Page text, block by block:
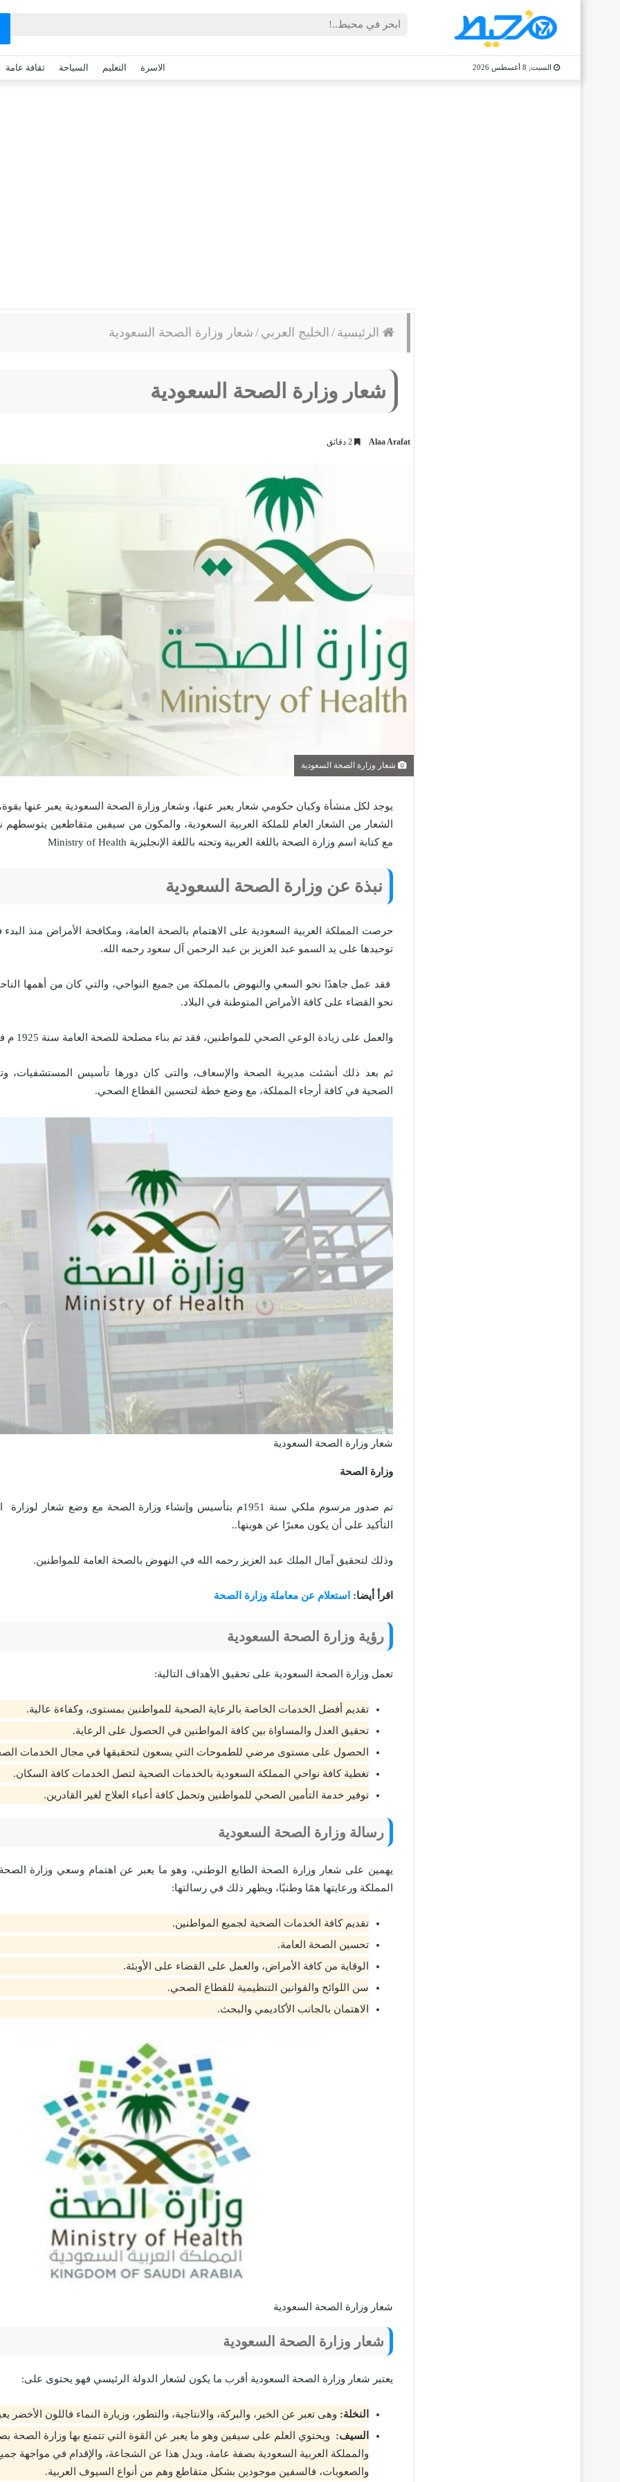
السبت, 8 أغسطس 2026 الاسرة التعليم السياحة ثقافة عامة
الرئيسية / الخليج العربي / شعار وزارة الصحة السعودية
شعار وزارة الصحة السعودية
Alaa Arafat
شعار وزارة الصحة السعودية
يوجد لكل منشأة وكيان حكومي شعار يعبر عنها، وشعار وزارة الصحة السعودية يعبر عنها
الشعار من الشعار العام للملكة العربية السعودية، والمكون من سيفين متقاطعين يتوسطهم
مع كتابة اسم وزارة الصحة باللغة العربية وتحته باللغة الإنجليزية Ministry of Health
نبذة عن وزارة الصحة السعودية
حرصت المملكة العربية السعودية على الاهتمام بالصحة العامة، ومكافحة الأمراض منذ البدء
توحيدها على يد السمو عبد العزيز بن عبد الرحمن آل سعود رحمه الله.
فقد عمل جاهدًا نحو السعي والنهوض بالمملكة من جميع النواحي، والتي كان من أهمها
نحو القضاء على كافة الأمراض المتوطنة في البلاد.
والعمل على زيادة الوعي الصحي للمواطنين، فقد تم بناء مصلحة للصحة العامة سنة 1925 م في مكة المكرمة.
ثم بعد ذلك أنشئت مديرية الصحة والإسعاف، والتى كان دورها تأسيس المستشفيات،
الصحية في كافة أرجاء المملكة، مع وضع خطة لتحسين القطاع الصحي.
شعار وزارة الصحة السعودية
وزارة الصحة
تم صدور مرسوم ملكي سنة 1951م بتأسيس وإنشاء وزارة الصحة مع وضع شعار
التأكيد على أن يكون معبرًا عن هويتها..
وذلك لتحقيق آمال الملك عبد العزيز رحمه الله في النهوض بالصحة العامة للمواطنين.
اقرأ أيضا: استعلام عن معاملة وزارة الصحة
رؤية وزارة الصحة السعودية
تعمل وزارة الصحة السعودية على تحقيق الأهداف التالية:
تقديم أفضل الخدمات الخاصة بالرعاية الصحية للمواطنين بمستوى، وكفاءة عالية.
تحقيق العدل والمساواة بين كافة المواطنين في الحصول على الرعاية.
الحصول على مستوى مرضي للطموحات التي يسعون لتحقيقها في مجال الخدمات
تغطية كافة نواحي المملكة السعودية بالخدمات الصحية لتصل الخدمات كافة السكان.
توفير خدمة التأمين الصحي للمواطنين وتحمل كافة أعباء العلاج لغير القادرين.
رسالة وزارة الصحة السعودية
يهمين على شعار وزارة الصحة الطابع الوطني، وهو ما يعبر عن اهتمام وسعي وزارة
المملكة ورعايتها همًا وطنيًا، ويظهر ذلك في رسالتها:
تقديم كافة الخدمات الصحية لجميع المواطنين.
تحسين الصحة العامة.
الوقاية من كافة الأمراض، والعمل على القضاء على الأوبئة.
سن اللوائح والقوانين التنظيمية للقطاع الصحي.
الاهتمان بالجانب الأكاديمي والبحث.
شعار وزارة الصحة السعودية
شعار وزارة الصحة السعودية
يعتبر شعار وزارة الصحة السعودية أقرب ما يكون لشعار الدولة الرئيسي فهو يحتوى على:
النخلة: وهى تعبر عن الخير، والبركة، والانتاجية، والتطور، وزيارة النماء فاللون الأخضر
السيف:
ويحتوي العلم على سيفين وهو ما يعبر عن القوة التي تتمتع بها وزارة الصحة
والمملكة العربية السعودية بصفة عامة، ويدل هذا عن الشجاعة، والإقدام في مواجهة
والصعوبات، فالسفين موجودين بشكل متقاطع وهم من أنواع السيوف العربية.